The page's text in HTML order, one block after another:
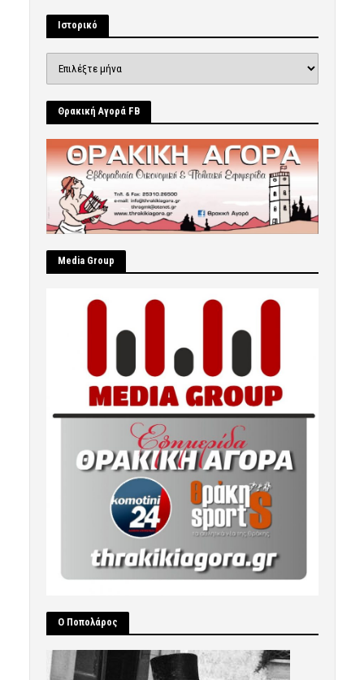
Ιστορικό
Θρακική Αγορά FB
Μedia Group
Ο Ποπολάρος